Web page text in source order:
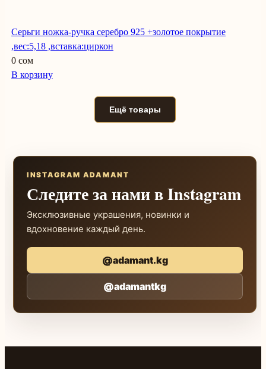
Серьги ножка-ручка серебро 925 +золотое покрытие
,вес:5,18 ,вставка:циркон
0 сом
В корзину
Ещё товары
INSTAGRAM ADAMANT
Следите за нами в Instagram
Эксклюзивные украшения, новинки и
вдохновение каждый день.
@adamant.kg
@adamantkg